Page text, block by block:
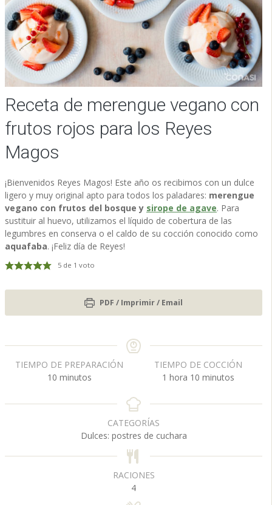
Receta de merengue vegano con
frutos rojos para los Reyes
Magos
¡Bienvenidos Reyes Magos! Este año os recibimos con un dulce
ligero y muy original apto para todos los paladares: merengue
vegano con frutos del bosque y sirope de agave. Para
sustituir al huevo, utilizamos el líquido de cobertura de las
legumbres en conserva o el caldo de su cocción conocido como
aquafaba. ¡Feliz día de Reyes!
5de 1 voto
PDF / Imprimir / Email
TIEMPO DE PREPARACIÓN
10m
n
s
minutos
TIEMPO DE COCCIÓN
1 h
r
hora 10m
n
s
minutos
CATEGORÍAS
Dulces: postres de cuchara
RACIONES
4